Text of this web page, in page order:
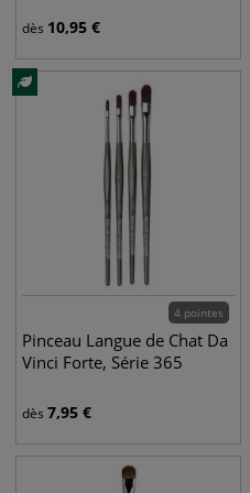
dès 10,95 €
4 pointes
Pinceau Langue de Chat Da
Vinci Forte, Série 365
dès 7,95 €